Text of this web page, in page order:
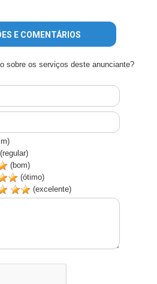
E COMENTÁRIOS
sobre os serviços deste anunciante?
(regular)
(bom)
(ótimo)
(excelente)